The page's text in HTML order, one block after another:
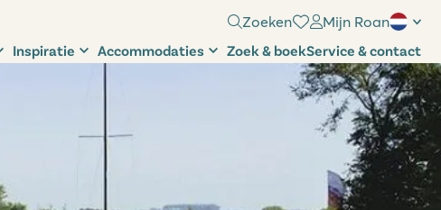
Zoeken Mijn Roan
Inspiratie Accommodaties Zoek & boekService & contact